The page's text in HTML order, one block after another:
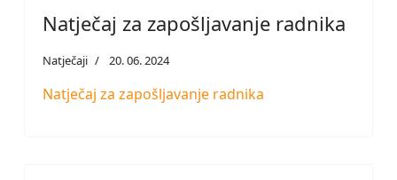
Natječaj za zapošljavanje radnika
Natječaji 20. 06. 2024
Natječaj za zapošljavanje radnika